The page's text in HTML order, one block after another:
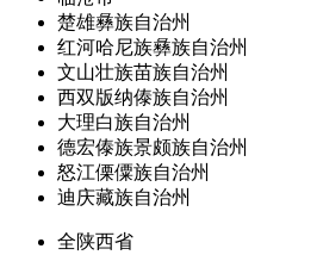
楚雄彝族自治州
红河哈尼族彝族自治州
文山壮族苗族自治州
西双版纳傣族自治州
大理白族自治州
德宏傣族景颇族自治州
怒江傈僳族自治州
迪庆藏族自治州
全陕西省